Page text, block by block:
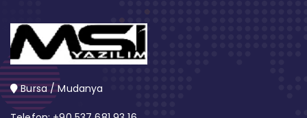
Bursa / Mudanya